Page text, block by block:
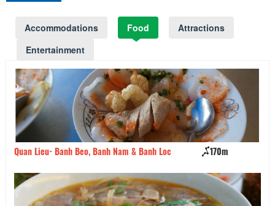
Accommodations Food
Attractions
Entertainment
Quan Lieu- Banh Beo, Banh Nam & Banh Loc 170m